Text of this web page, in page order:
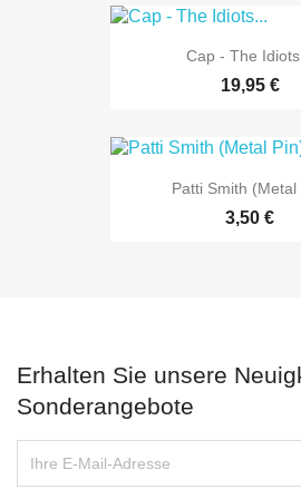
Cap - The
19,95 €
Patti Smith (Metal
3,50 €
Erhalten Sie unsere
Sonderangebote